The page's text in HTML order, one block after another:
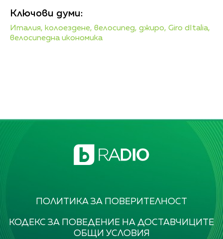
Ключови думи:
Италия, колоездене, велосипед, джиро, Giro dItalia,
велосипедна икономика
ПОЛИТИКА ЗА ПОВЕРИТЕЛНОСТ
КОДЕКС ЗА ПОВЕДЕНИЕ НА ДОСТАВЧИЦИТЕ
ОБЩИ УСЛОВИЯ